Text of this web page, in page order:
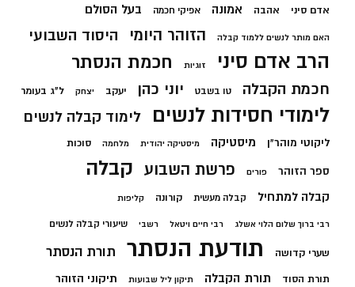
אדם סיני אהבה אמונה אפיקי חכמה בעל הסולם
האם מותר לנשים ללמוד קבלה הזוהר היומי היסוד השבועי
הרב אדם סיני זוגיות חכמת הנסתר
חכמת הקבלה טו בשבט יוני כהן יעקב יצחק ל"ג בעומר
לימודי חסידות לנשים לימוד קבלה לנשים
ליקוטי מוהר"ן מיסטיקה מיסטיקה יהודית מלחמה סוכות
ספר הזוהר פורים פרשת השבוע קבלה
קבלה למתחיל קבלה מעשית קורונה קליפות
רבי ברוך שלום הלוי אשלג רבי חיים ויטאל רשבי שיעורי קבלה לנשים
שערי קדושה תודעת הנסתר תורת הנסתר
תורת הסוד תורת הקבלה תיקון ליל שבועות תיקוני הזוהר